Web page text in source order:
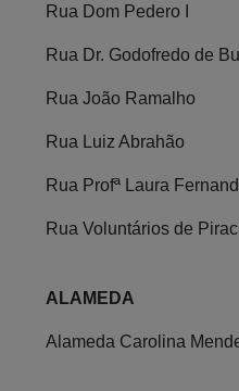
Rua Dom Pedero I
Rua Dr. Godofredo de
Rua João Ramalho
Rua Luiz Abrahão
Rua Profª Laura
Rua Voluntários de
ALAMEDA
Alameda Carolina